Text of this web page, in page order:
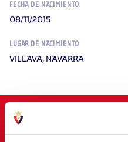
FECHA DE NACIMIENTO
08/11/2015
LUGAR DE NACIMIENTO
VILLAVA, NAVARRA